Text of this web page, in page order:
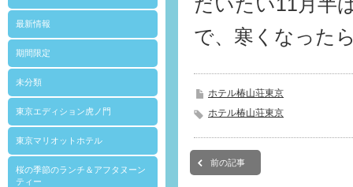
最新情報
期間限定
未分類
東京エディション虎ノ門
東京マリオットホテル
桜の季節のランチ＆アフタヌーン
ティー
だいたい11月半
で、寒くなった
ホテル椿山荘東京
ホテル椿山荘東京
前の記事